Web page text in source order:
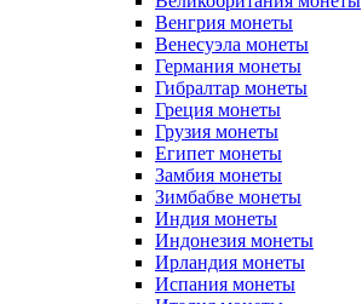
Венгрия монеты
Венесуэла монеты
Германия монеты
Гибралтар монеты
Греция монеты
Грузия монеты
Египет монеты
Замбия монеты
Зимбабве монеты
Индия монеты
Индонезия монеты
Ирландия монеты
Испания монеты